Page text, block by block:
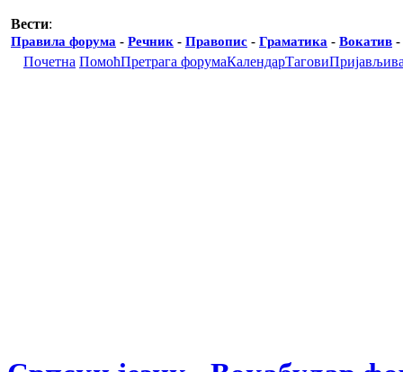
Вести:
Правила форума - Речник - Правопис - Граматика - Вокатив -
Почетна ПомоћПретрага форумаКалендарТагови